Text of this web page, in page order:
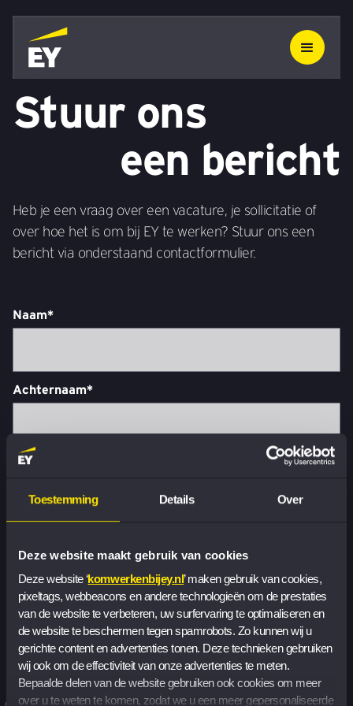
Toestemming Details Over
Deze website maakt gebruik van cookies
Deze website ‘komwerkenbijey.nl’ maken gebruik van cookies,
pixeltags, webbeacons en andere technologieën om de prestaties
van de website te verbeteren, uw surfervaring te optimaliseren en
de website te beschermen tegen spamrobots. Zo kunnen wij u
gerichte content en advertenties tonen. Deze technieken gebruiken
wij ook om de effectiviteit van onze advertenties te meten.
Bepaalde delen van de website gebruiken ook cookies om meer
over u te weten te komen, zodat we u een meer gepersonaliseerde
Stuur ons
een bericht
Heb je een vraag over een vacature, je sollicitatie of
over hoe het is om bij EY te werken? Stuur ons een
bericht via onderstaand contactformulier.
Naam*
Achternaam*
E-mailadres*
EY mag contact met mij opnemen volgens deprivacy